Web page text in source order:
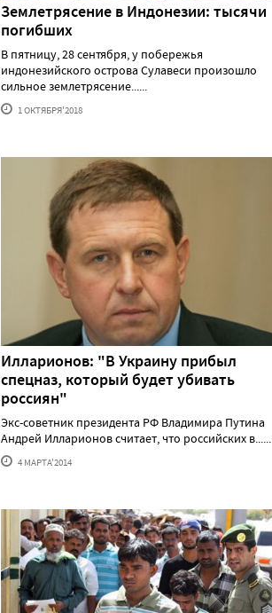
Землетрясение в Индонезии: тысячи
погибших
В пятницу, 28 сентября, у побережья
индонезийского острова Сулавеси произошло
сильное землетрясение......
1 ОКТЯБРЯ'2018
Илларионов: "В Украину прибыл
спецназ, который будет убивать
россиян"
Экс-советник президента РФ Владимира Путина
Андрей Илларионов считает, что российских в......
4 МАРТА'2014